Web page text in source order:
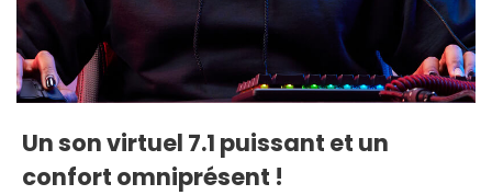
Un son virtuel 7.1 puissant et un
confort omniprésent !